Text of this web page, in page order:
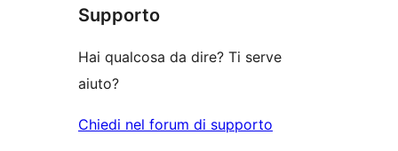
stelle
1-
Supporto
Hai qualcosa da dire? Ti serve
aiuto?
Chiedi nel forum di supporto